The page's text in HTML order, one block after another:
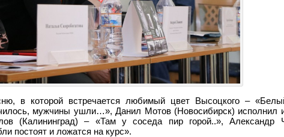
в которой встречается любимый цвет Высоцкого –
мужчины ушли…», Данил Мотов (Новосибирск) исполнил
(Калининград) – «Там у соседа пир горой..», Александр
постоят и ложатся на курс».